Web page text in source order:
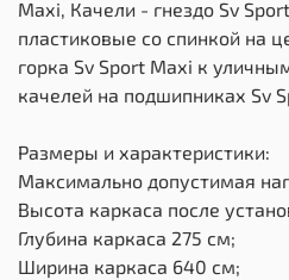
Maхi, Качели - гнездо Sv
пластиковые со спинкой на
горка Sv Sport Махi к
качелей на подшипниках Sv
Размеры и характеристики:
Максимально допустимая
Высота каркаса после
Глубина каркаса 275 см;
Ширина каркаса 640 см;